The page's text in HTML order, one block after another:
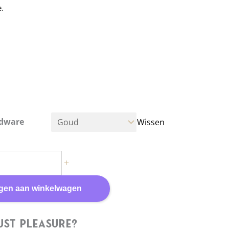
levertijd
Sinds de oprichting in 2012 heeft Elif Domanic
fetisjisme, waarbij een perfecte balans tussen
en functionaliteit wordt behouden.
Wissen
+
aan winkelwagen
Pleasure?